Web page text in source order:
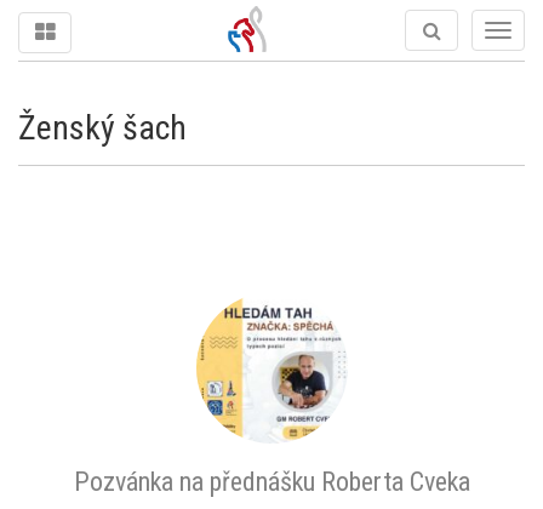
Ženský šach
Pozvánka na přednášku Roberta Cveka